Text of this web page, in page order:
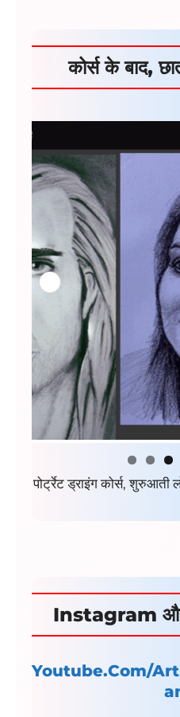
कोर्स के बाद,
पोर्ट्रेट ड्राइंग कोर्स, शुरुआती
Instagram
Youtube.Com/